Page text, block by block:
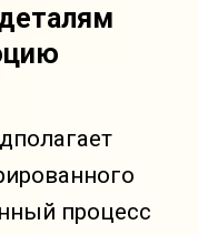
процесс